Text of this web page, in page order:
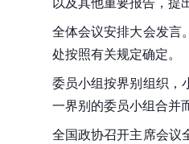
全体会议安排大会发言
处按照有关规定确定。
委员小组按界别组织，
一界别的委员小组合并
全国政协召开主席会议